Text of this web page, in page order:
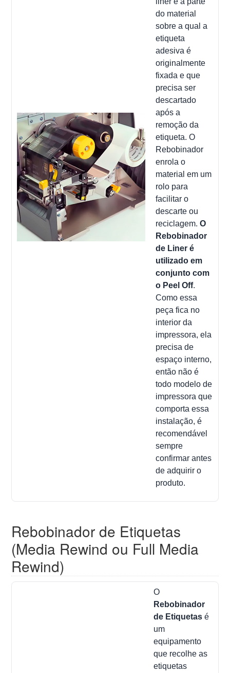
do material
sobre a qual a
etiqueta
adesiva é
originalmente
fixada e que
precisa ser
descartado
após a
remoção da
etiqueta. O
Rebobinador
enrola o
material em um
rolo para
facilitar o
descarte ou
reciclagem.O
Rebobinador
de Liner é
utilizado em
conjunto com
o Peel Off.
Como essa
peça fica no
interior da
impressora, ela
precisa de
espaço interno,
então não é
todo modelo de
impressora que
comporta essa
instalação, é
recomendável
sempre
confirmar antes
de adquirir o
produto.
Rebobinador de Etiquetas
(Media Rewind ou Full Media
Rewind)
O
Rebobinador
de Etiquetas é
um
equipamento
que recolhe as
etiquetas